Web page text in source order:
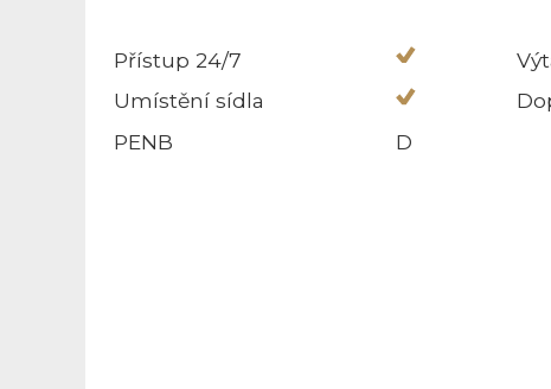
Přístup 24/7
Umístění sídla
PENB
D